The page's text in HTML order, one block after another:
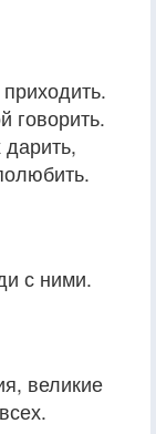
говорить.
с ними.
великие